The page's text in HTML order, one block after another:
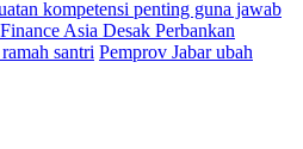
kompetensi penting guna jawab
Asia Desak Perbankan
santri Pemprov Jabar ubah